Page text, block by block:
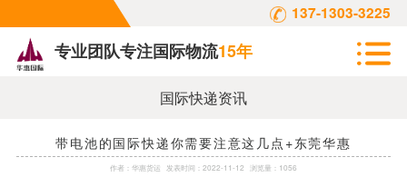
137-1303-3225
专业团队专注国际物流15年
国际快递资讯
带电池的国际快递你需要注意这几点+东莞华惠
作者：华惠货运 发表时间： 2022-11-12 浏览量：1056